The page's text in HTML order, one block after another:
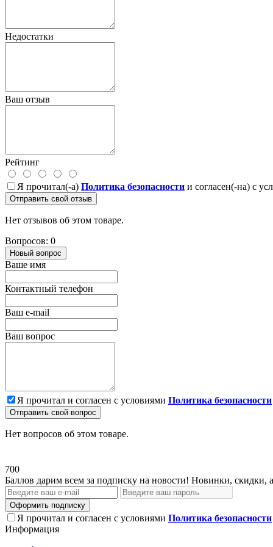
Недостатки
Ваш отзыв
Рейтинг
Я прочитал(-а) Политика безопасности и согласен(-на) с
Отправить свой отзыв
Нет отзывов об этом товаре.
Вопросов: 0
Новый вопрос
Ваше имя
Контактный телефон
Ваш e-mail
Ваш вопрос
Я прочитал и согласен с условиями Политика безопасности
Отправить свой вопрос
Нет вопросов об этом товаре.
700
Баллов дарим всем за подписку на новости! Новинки, скидки,
Оформить подписку
Я прочитал и согласен с условиями Политика безопасности
Информация